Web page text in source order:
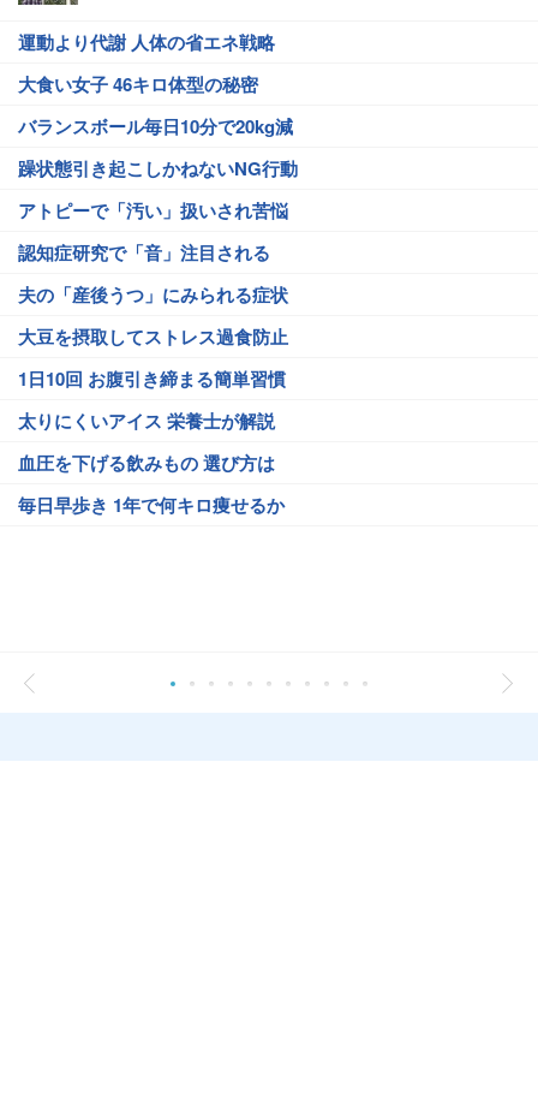
運動より代謝 人体の省エネ戦略
大食い女子 46キロ体型の秘密
バランスボール毎日10分で20kg減
躁状態引き起こしかねないNG行動
アトピーで「汚い」扱いされ苦悩
認知症研究で「音」注目される
夫の「産後うつ」にみられる症状
大豆を摂取してストレス過食防止
1日10回 お腹引き締まる簡単習慣
太りにくいアイス 栄養士が解説
血圧を下げる飲みもの 選び方は
毎日早歩き 1年で何キロ痩せるか